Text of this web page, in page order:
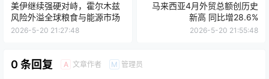
美伊继续强硬对峙，霍尔木兹
风险外溢全球粮食与能源市场
2026-5-20 21:27:48
马来西亚4月外贸总额创历史
新高 同比增28.6%
2026-5-20 21:55:48
0 条回复 A 文章作者 M 管理员